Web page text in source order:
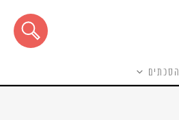
הסכתים